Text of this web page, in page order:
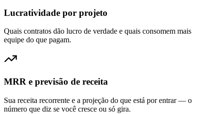
Lucratividade por projeto
Quais contratos dão lucro de verdade e quais consomem mais
equipe do que pagam.
MRR e previsão de receita
Sua receita recorrente e a projeção do que está por entrar — o
número que diz se você cresce ou só gira.